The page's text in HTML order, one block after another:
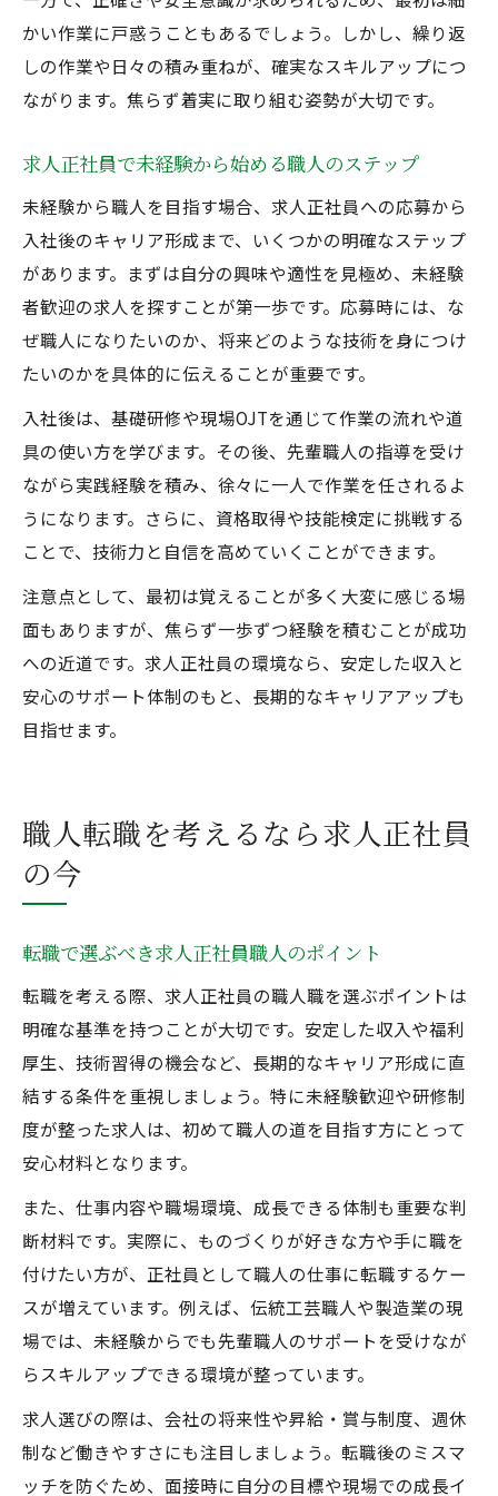
かい作業に戸惑うこともあるでしょう。しかし、繰り返
しの作業や日々の積み重ねが、確実なスキルアップにつ
ながります。焦らず着実に取り組む姿勢が大切です。
求人正社員で未経験から始める職人のステップ
未経験から職人を目指す場合、求人正社員への応募から
入社後のキャリア形成まで、いくつかの明確なステップ
があります。まずは自分の興味や適性を見極め、未経験
者歓迎の求人を探すことが第一歩です。応募時には、な
ぜ職人になりたいのか、将来どのような技術を身につけ
たいのかを具体的に伝えることが重要です。
入社後は、基礎研修や現場OJTを通じて作業の流れや道
具の使い方を学びます。その後、先輩職人の指導を受け
ながら実践経験を積み、徐々に一人で作業を任されるよ
うになります。さらに、資格取得や技能検定に挑戦する
ことで、技術力と自信を高めていくことができます。
注意点として、最初は覚えることが多く大変に感じる場
面もありますが、焦らず一歩ずつ経験を積むことが成功
への近道です。求人正社員の環境なら、安定した収入と
安心のサポート体制のもと、長期的なキャリアアップも
目指せます。
職人転職を考えるなら求人正社員
の今
転職で選ぶべき求人正社員職人のポイント
転職を考える際、求人正社員の職人職を選ぶポイントは
明確な基準を持つことが大切です。安定した収入や福利
厚生、技術習得の機会など、長期的なキャリア形成に直
結する条件を重視しましょう。特に未経験歓迎や研修制
度が整った求人は、初めて職人の道を目指す方にとって
安心材料となります。
また、仕事内容や職場環境、成長できる体制も重要な判
断材料です。実際に、ものづくりが好きな方や手に職を
付けたい方が、正社員として職人の仕事に転職するケー
スが増えています。例えば、伝統工芸職人や製造業の現
場では、未経験からでも先輩職人のサポートを受けなが
らスキルアップできる環境が整っています。
求人選びの際は、会社の将来性や昇給・賞与制度、週休
制など働きやすさにも注目しましょう。転職後のミスマ
ッチを防ぐため、面接時に自分の目標や現場での成長イ